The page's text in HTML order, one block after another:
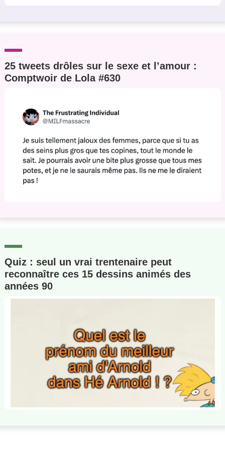
25 tweets drôles sur le sexe et l’amour :
Comptwoir de Lola #630
Quiz : seul un vrai trentenaire peut
reconnaître ces 15 dessins animés des
années 90